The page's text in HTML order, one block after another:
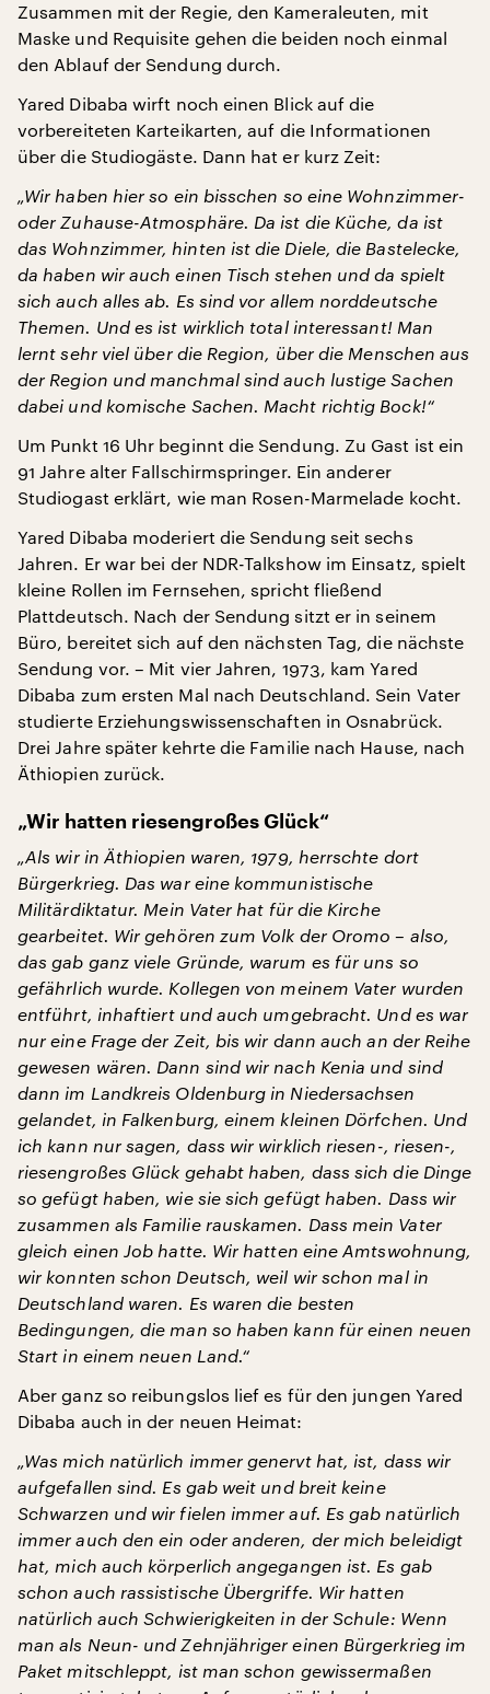
Zusammen mit der Regie, den Kameraleuten, mit
Maske und Requisite gehen die beiden noch einmal
den Ablauf der Sendung durch.
Yared Dibaba wirft noch einen Blick auf die
vorbereiteten Karteikarten, auf die Informationen
über die Studiogäste. Dann hat er kurz Zeit:
„Wir haben hier so ein bisschen so eine Wohnzimmer-
oder Zuhause-Atmosphäre. Da ist die Küche, da ist
das Wohnzimmer, hinten ist die Diele, die Bastelecke,
da haben wir auch einen Tisch stehen und da spielt
sich auch alles ab. Es sind vor allem norddeutsche
Themen. Und es ist wirklich total interessant! Man
lernt sehr viel über die Region, über die Menschen aus
der Region und manchmal sind auch lustige Sachen
dabei und komische Sachen. Macht richtig Bock!“
Um Punkt 16 Uhr beginnt die Sendung. Zu Gast ist ein
91 Jahre alter Fallschirmspringer. Ein anderer
Studiogast erklärt, wie man Rosen-Marmelade kocht.
Yared Dibaba moderiert die Sendung seit sechs
Jahren. Er war bei der NDR-Talkshow im Einsatz, spielt
kleine Rollen im Fernsehen, spricht fließend
Plattdeutsch. Nach der Sendung sitzt er in seinem
Büro, bereitet sich auf den nächsten Tag, die nächste
Sendung vor. – Mit vier Jahren, 1973, kam Yared
Dibaba zum ersten Mal nach Deutschland. Sein Vater
studierte Erziehungswissenschaften in Osnabrück.
Drei Jahre später kehrte die Familie nach Hause, nach
Äthiopien zurück.
„Wir hatten riesengroßes Glück“
„Als wir in Äthiopien waren, 1979, herrschte dort
Bürgerkrieg. Das war eine kommunistische
Militärdiktatur. Mein Vater hat für die Kirche
gearbeitet. Wir gehören zum Volk der Oromo – also,
das gab ganz viele Gründe, warum es für uns so
gefährlich wurde. Kollegen von meinem Vater wurden
entführt, inhaftiert und auch umgebracht. Und es war
nur eine Frage der Zeit, bis wir dann auch an der Reihe
gewesen wären. Dann sind wir nach Kenia und sind
dann im Landkreis Oldenburg in Niedersachsen
gelandet, in Falkenburg, einem kleinen Dörfchen. Und
ich kann nur sagen, dass wir wirklich riesen-, riesen-,
riesengroßes Glück gehabt haben, dass sich die Dinge
so gefügt haben, wie sie sich gefügt haben. Dass wir
zusammen als Familie rauskamen. Dass mein Vater
gleich einen Job hatte. Wir hatten eine Amtswohnung,
wir konnten schon Deutsch, weil wir schon mal in
Deutschland waren. Es waren die besten
Bedingungen, die man so haben kann für einen neuen
Start in einem neuen Land.“
Aber ganz so reibungslos lief es für den jungen Yared
Dibaba auch in der neuen Heimat:
„Was mich natürlich immer genervt hat, ist, dass wir
aufgefallen sind. Es gab weit und breit keine
Schwarzen und wir fielen immer auf. Es gab natürlich
immer auch den ein oder anderen, der mich beleidigt
hat, mich auch körperlich angegangen ist. Es gab
schon auch rassistische Übergriffe. Wir hatten
natürlich auch Schwierigkeiten in der Schule: Wenn
man als Neun- und Zehnjähriger einen Bürgerkrieg im
Paket mitschleppt, ist man schon gewissermaßen